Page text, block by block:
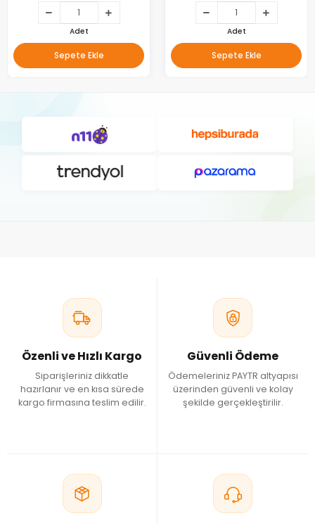
Adet
Sepete Ekle
Adet
Sepete Ekle
Özenli ve Hızlı Kargo
Siparişleriniz dikkatle
hazırlanır ve en kısa sürede
kargo firmasına teslim edilir.
Güvenli Ödeme
Ödemeleriniz PAYTR altyapısı
üzerinden güvenli ve kolay
şekilde gerçekleştirilir.